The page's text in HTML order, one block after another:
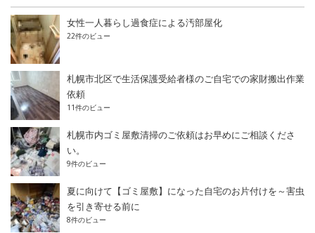
女性一人暮らし過食症による汚部屋化
22件のビュー
札幌市北区で生活保護受給者様のご自宅での家財搬出作業
依頼
11件のビュー
札幌市内ゴミ屋敷清掃のご依頼はお早めにご相談くださ
い。
9件のビュー
夏に向けて【ゴミ屋敷】になった自宅のお片付けを～害虫
を引き寄せる前に
8件のビュー